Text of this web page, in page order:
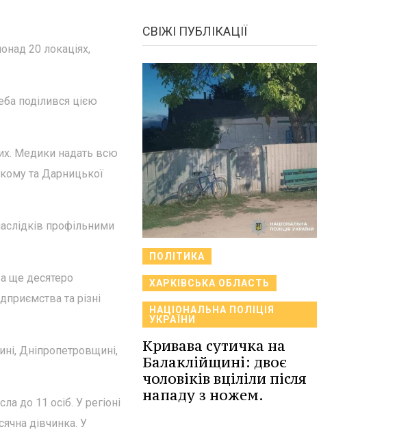
20 локаціях,
поділився цією
Медики надать всю
та Дарницької
профільними
ще десятеро
та різні
Дніпропетровщині,
до 11 осіб. У регіоні
дівчинка. У
СВІЖІ ПУБЛІКАЦІЇ
ПОЛІТИКА
ХАРКІВСЬКА ОБЛАСТЬ
НАЦІОНАЛЬНА ПОЛІЦІЯ
УКРАЇНИ
Кривава сутичка на
Балаклійщині: двоє
чоловіків вціліли після
нападу з ножем.